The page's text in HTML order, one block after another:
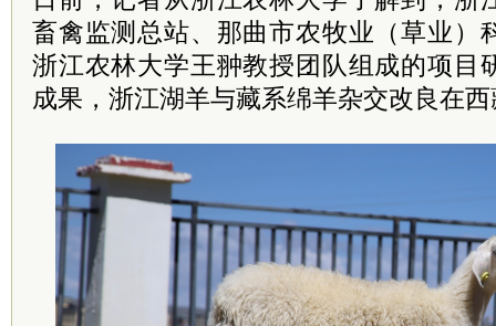
畜禽监测总站、那曲市农牧业（草业）
浙江农林大学王翀教授团队组成的项目
成果，浙江湖羊与藏系绵羊杂交改良在